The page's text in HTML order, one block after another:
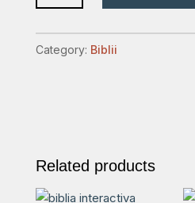
si
concordanta
Category: Biblii
Related products